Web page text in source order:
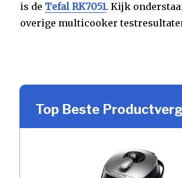
is de Tefal RK7051. Kijk
overige multicooker
Top Beste